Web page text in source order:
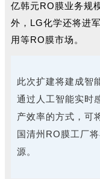
亿韩元RO膜业务规
外，LG化学还将进
用等RO膜市场。
此次扩建将建成智
通过人工智能实时
产效率的方式，可
国清州RO膜工厂
源。